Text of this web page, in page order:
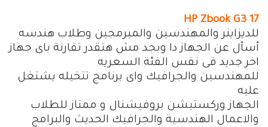
‎ HP Zbook G3 17
للديزاينر والمهندسين والمبرمجين وطلاب هندسه
أسأل عن الجهاز دا وبجد مش هتقدر تقارنة باى جهاز
اخر جديد فى نفس الفئة السعريه
للمهندسين والجرافيك واى برنامج تتخيله يشتغل
عليه
‎الجهاز وركستيشن بروفيشنال و ممتاز للطلاب
والاعمال الهندسية والجرافيك الحديث والبرامج